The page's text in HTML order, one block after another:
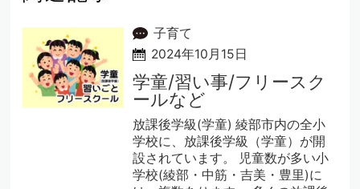
子育て
2024年10月15日
学童/習い事/フリースク
ールなど
放課後学級(学童) 綾部市内の全小
学校に、放課後学級（学童）が開
設されています。 児童数が多い小
学校(綾部・中筋・吉美・豊里)に